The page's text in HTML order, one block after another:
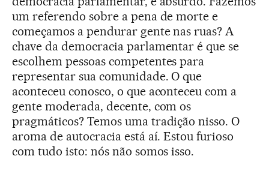
um referendo sobre a pena de morte e
começamos a pendurar gente nas ruas? A
chave da democracia parlamentar é que se
escolhem pessoas competentes para
representar sua comunidade. O que
aconteceu conosco, o que aconteceu com a
gente moderada, decente, com os
pragmáticos? Temos uma tradição nisso. O
aroma de autocracia está aí. Estou furioso
com tudo isto: nós não somos isso.